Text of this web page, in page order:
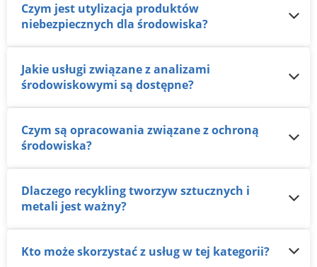
Czym jest utylizacja produktów
niebezpiecznych dla środowiska?
Jakie usługi związane z analizami
środowiskowymi są dostępne?
Czym są opracowania związane z ochroną
środowiska?
Dlaczego recykling tworzyw sztucznych i
metali jest ważny?
Kto może skorzystać z usług w tej kategorii?